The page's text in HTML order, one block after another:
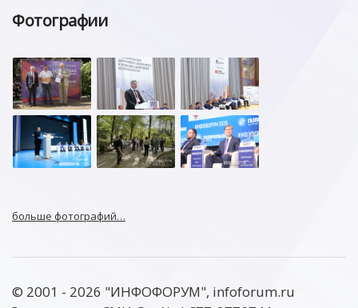
Фотографии
больше фотографий…
© 2001 - 2026 "ИНФОФОРУМ", infoforum.ru